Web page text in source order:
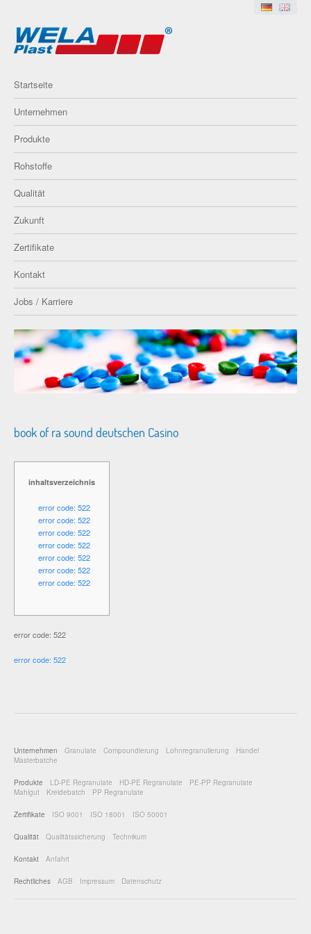
Startseite
Unternehmen
Produkte
Rohstoffe
Qualität
Zukunft
Zertifikate
Kontakt
Jobs / Karriere
book of ra sound deutschen Casino
inhaltsverzeichnis
error code: 522
error code: 522
error code: 522
error code: 522
error code: 522
error code: 522
error code: 522
error code: 522
error code: 522
Unternehmen Granulate Compoundierung Lohnregranulierung
Handel
Masterbatche
Produkte LD-PE Regranulate HD-PE Regranulate
PE-PP Regranulate
Mahlgut
Kreidebatch PP Regranulate
Zertifikate ISO 9001 ISO 18001 ISO 50001
Qualität Qualitätssicherung Technikum
Kontakt Anfahrt
Rechtliches AGB Impressum Datenschutz